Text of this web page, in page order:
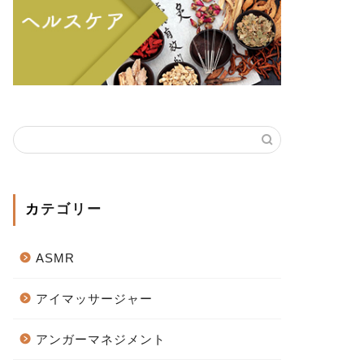
カテゴリー
ASMR
アイマッサージャー
アンガーマネジメント